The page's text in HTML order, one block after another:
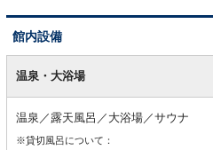
館内設備
内温泉・大浴場
温泉／露天風呂／大浴場／サウナ
※貸切風呂について：